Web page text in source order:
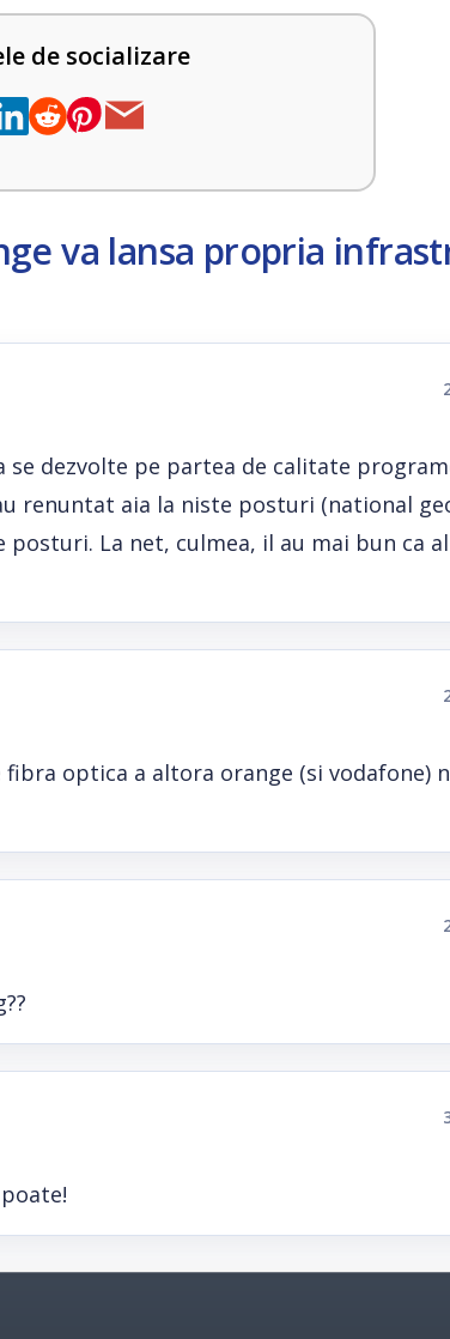
de socializare
va lansa propria
se dezvolte pe partea de calitate
renuntat aia la niste posturi (national
La net, culmea, il au mai bun ca al
optica a altora orange (si vodafone)